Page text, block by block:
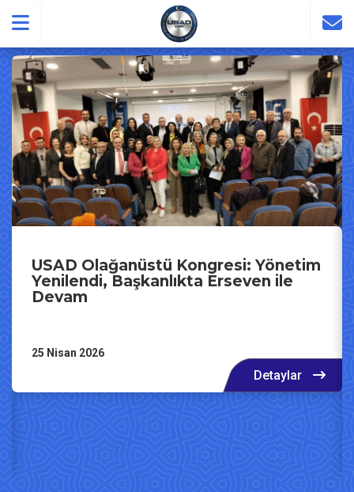
USAD Olağanüstü Kongresi: Yönetim
Yenilendi, Başkanlıkta Erseven ile
Devam
25 Nisan 2026
Detaylar